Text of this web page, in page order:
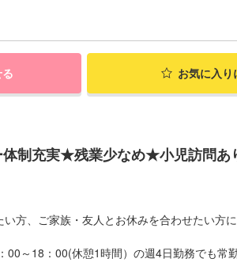
お気に入り
制充実★残業少なめ★小児訪問
、ご家族・友人とお休みを合わせたい方に
～18：00(休憩1時間）の週4日勤務でも常